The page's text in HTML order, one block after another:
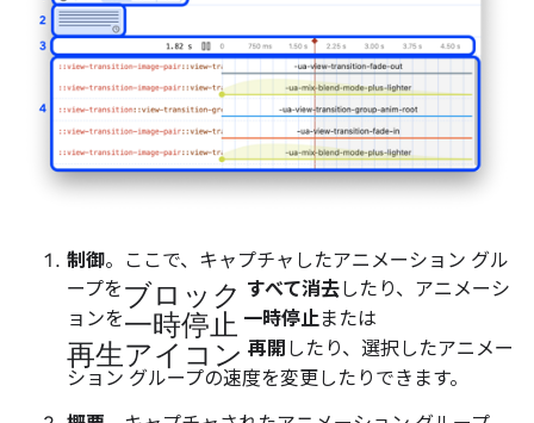
制御。ここで、キャプチャしたアニメーション グル
ープを ブロック すべて消去したり、アニメーシ
ョンを一時停止 一時停止または
再生アイコン 再開 したり、選択したアニメー
ション グループの速度を変更したりできます。